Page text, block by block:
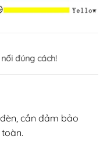
đúng cách!
cần đảm bảo